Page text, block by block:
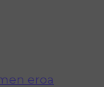
eroa